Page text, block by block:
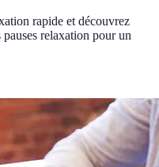
rapide et découvrez
relaxation pour un